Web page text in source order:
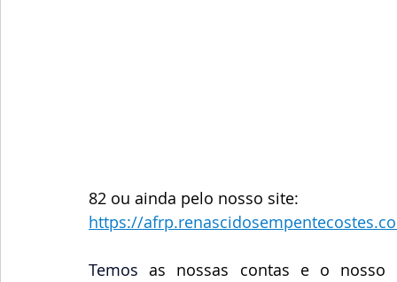
82 ou ainda pelo nosso site:
https://
Temos as nossas contas e o